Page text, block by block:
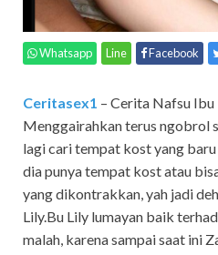
Whatsapp Line Facebook
Ceritasex1 – Cerita Nafsu Ibu
Menggairahkan terus ngobrol
lagi cari tempat kost yang
dia punya tempat kost atau
yang dikontrakkan, yah jadi
Lily.Bu Lily lumayan baik
malah, karena sampai saat ini